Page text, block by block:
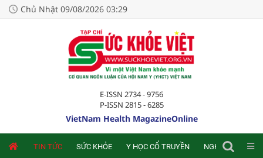
Chủ Nhật 09/08/2026 03:29
E-ISSN 2734 - 9756
P-ISSN 2815 - 6285
VietNam Health MagazineOnline
TIN TỨC SỨC KHỎE Y HỌC CỔ TRUYỀN NGHIÊN CỨU